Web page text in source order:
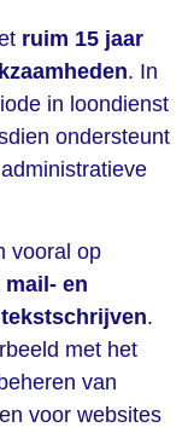
ruim 15 jaar
. In
in loondienst
ondersteunt
vooral op
en
.
met het
van
voor websites